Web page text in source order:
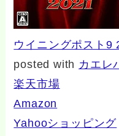
ウイニングポスト9
posted with カエレ
楽天市場
Amazon
Yahooショッピング